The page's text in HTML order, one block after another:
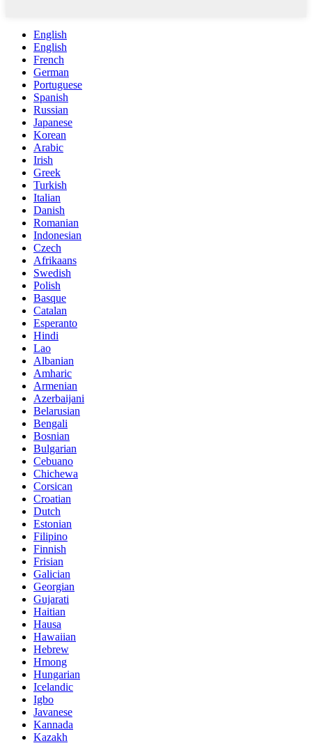
English
English
French
German
Portuguese
Spanish
Russian
Japanese
Korean
Arabic
Irish
Greek
Turkish
Italian
Danish
Romanian
Indonesian
Czech
Afrikaans
Swedish
Polish
Basque
Catalan
Esperanto
Hindi
Lao
Albanian
Amharic
Armenian
Azerbaijani
Belarusian
Bengali
Bosnian
Bulgarian
Cebuano
Chichewa
Corsican
Croatian
Dutch
Estonian
Filipino
Finnish
Frisian
Galician
Georgian
Gujarati
Haitian
Hausa
Hawaiian
Hebrew
Hmong
Hungarian
Icelandic
Igbo
Javanese
Kannada
Kazakh